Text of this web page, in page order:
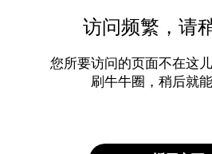
访问频繁，请
您所要访问的页面不在这
刷牛牛圈，稍后就